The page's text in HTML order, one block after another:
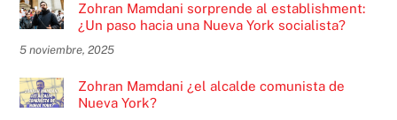
Zohran Mamdani sorprende al establishment:
¿Un paso hacia una Nueva York socialista?
5 noviembre, 2025
Zohran Mamdani ¿el alcalde comunista de
Nueva York?